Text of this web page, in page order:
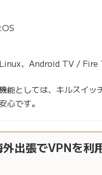
、Android TV / Fire
能としては、キルスイッ
心です。
出張でVPNを利